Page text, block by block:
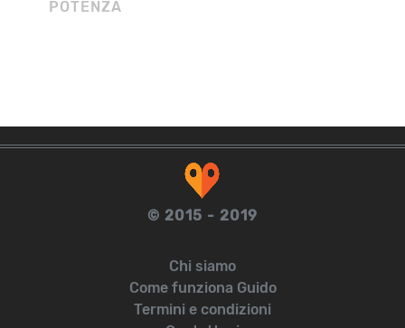
POTENZA
© 2015 - 2019
Chi siamo
Come funziona Guido
Termini e condizioni